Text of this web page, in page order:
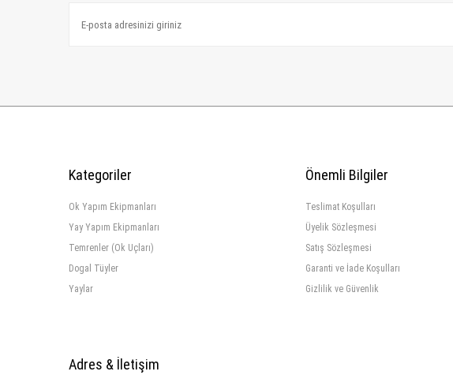
Kategoriler
Ok Yapım Ekipmanları
Yay Yapım Ekipmanları
Temrenler (Ok Uçları)
Dogal Tüyler
Yaylar
Önemli Bilgiler
Teslimat Koşulları
Üyelik Sözleşmesi
Satış Sözleşmesi
Garanti ve İade Koşulları
Gizlilik ve Güvenlik
Adres & İletişim